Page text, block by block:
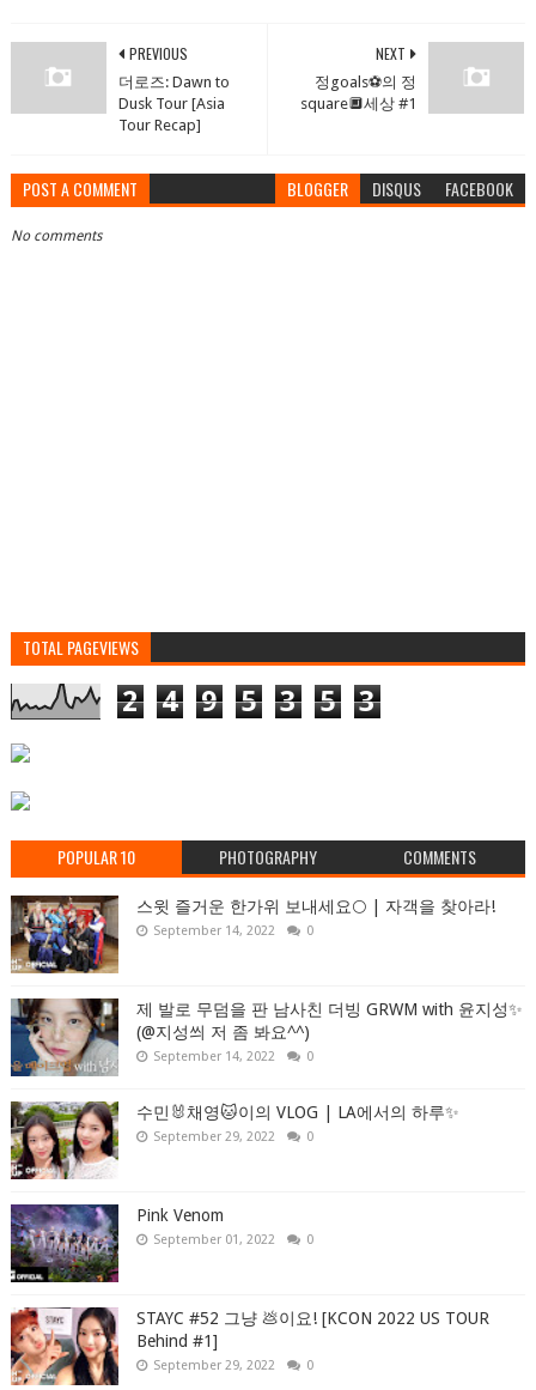
NEXT
정goals⚽️의 정
square🔲세상 #1
PREVIOUS
더로즈: Dawn to
Dusk Tour [Asia
Tour Recap]
POST A COMMENT BLOGGER DISQUS FACEBOOK
No comments
TOTAL PAGEVIEWS
2 4 9 5 3 5 3
POPULAR 10 PHOTOGRAPHY COMMENTS
스윗 즐거운 한가위 보내세요🌕 | 자객을 찾아라!
September 14, 2022 0
제 발로 무덤을 판 남사친 더빙 GRWM with 윤지성✨
(@지성씌 저 좀 봐요^^)
September 14, 2022 0
수민🐰채영🐱이의 VLOG | LA에서의 하루✨
September 29, 2022 0
Pink Venom
September 01, 2022 0
STAYC #52 그냥 💩이요! [KCON 2022 US TOUR
Behind #1]
September 29, 2022 0